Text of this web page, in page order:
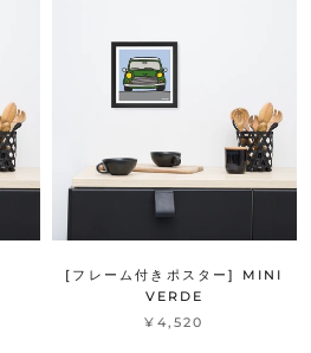
[フレーム付きポスター] MINI
VERDE
¥4,520